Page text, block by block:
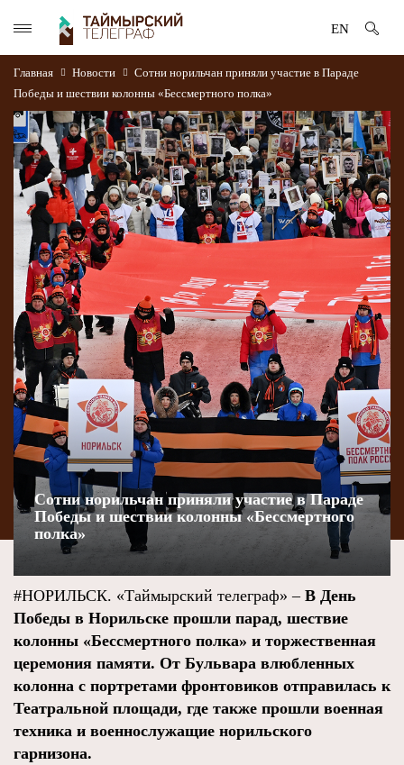
EN
Главная Новости
Сотни норильчан приняли участие в Параде
Победы и шествии колонны «Бессмертного полка»
Сотни норильчан приняли участие в Параде
Победы и шествии колонны «Бессмертного
полка»
#НОРИЛЬСК. «Таймырский телеграф» – В День
Победы в Норильске прошли парад, шествие
колонны «Бессмертного полка» и торжественная
церемония памяти. От Бульвара влюбленных
колонна с портретами фронтовиков отправилась к
Театральной площади, где также прошли военная
техника и военнослужащие норильского
гарнизона.